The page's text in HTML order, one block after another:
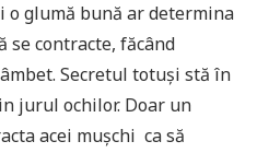
o glumă bună ar determina
se contracte, făcând
Secretul totuși stă în
jurul ochilor. Doar un
acei mușchi ca să